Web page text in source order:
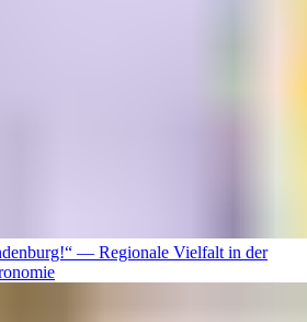
— Regionale Vielfalt in der